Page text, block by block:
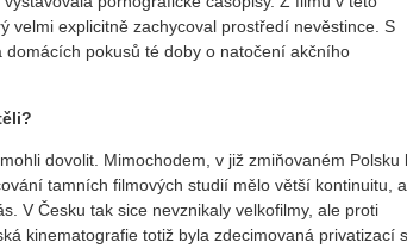
velmi explicitně zachycoval prostředí nevěstince. S
pokusů té doby o natočení akčního
dovolit. Mimochodem, v již zmiňovaném Polsku
tamních filmových studií mělo větší kontinuitu,
V Česku tak sice nevznikaly velkofilmy, ale proti
kinematografie totiž byla zdecimovaná privatizací